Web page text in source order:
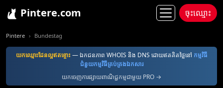
Pintere.com ចុះឈ្មោះ
Pintere Bundestag
យក​ឈ្មោះ​ដែន​ល្អ​ឥតខ្ចោះ — ឯកជនភាព WHOIS និង DNS ដោយឥតគិតថ្លៃនៅ កម្មវិធី​
ជំនួយ​កម្មវិធី​គ្រប់គ្រង​ឯកសារ
យកចេញការផ្សាយពាណិជ្ជកម្មជាមួយ PRO →